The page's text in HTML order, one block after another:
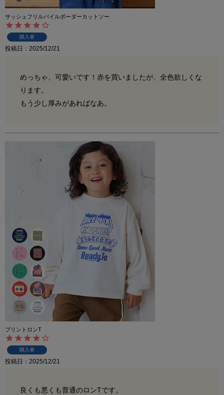
サッシュフリルパイルボーダーカットソー
購入者
投稿日 2025/12/21
めっちゃ、可愛いです！赤を買いましたが、全色欲しくな
ります。
もう少し厚みがあればなあ。
プリントロンT
購入者
投稿日 2025/12/21
良くも悪くも普通のロンTです。